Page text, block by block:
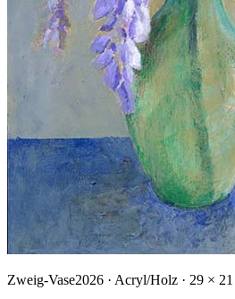
Zweig-Vase2026 · Acryl/Holz · 29 ×